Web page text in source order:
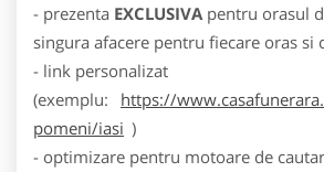
- prezenta EXCLUSIVA pentru orasul
singura afacere pentru fiecare oras si
- link personalizat
(exemplu:
https://
pomeni/iasi )
- optimizare pentru motoare de